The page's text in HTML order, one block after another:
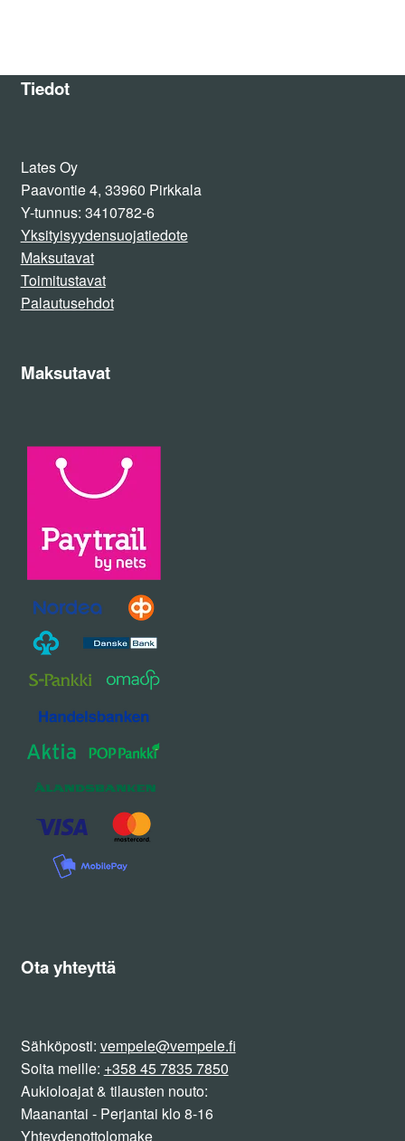
Tiedot
Lates Oy
Paavontie 4, 33960 Pirkkala
Y-tunnus: 3410782-6
Yksityisyydensuojatiedote
Maksutavat
Toimitustavat
Palautusehdot
Maksutavat
Ota yhteyttä
Sähköposti: vempele@vempele.fi
Soita meille: +358 45 7835 7850
Aukioloajat & tilausten nouto:
Maanantai - Perjantai klo 8-16
Yhteydenottolomake